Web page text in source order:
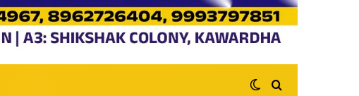
Switch skin
Search for